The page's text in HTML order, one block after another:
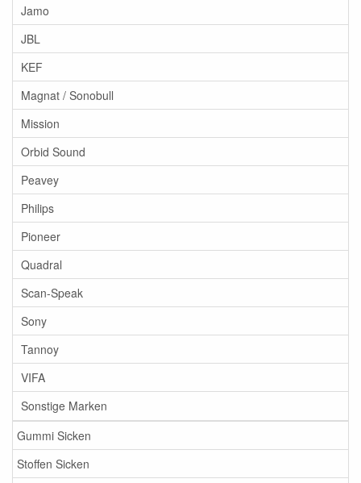
Jamo
JBL
KEF
Magnat / Sonobull
Mission
Orbid Sound
Peavey
Philips
Pioneer
Quadral
Scan-Speak
Sony
Tannoy
VIFA
Sonstige Marken
Gummi Sicken
Stoffen Sicken